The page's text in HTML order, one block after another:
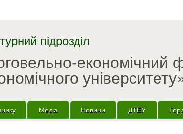
підрозділ
Медіа Новини ДТЕУ